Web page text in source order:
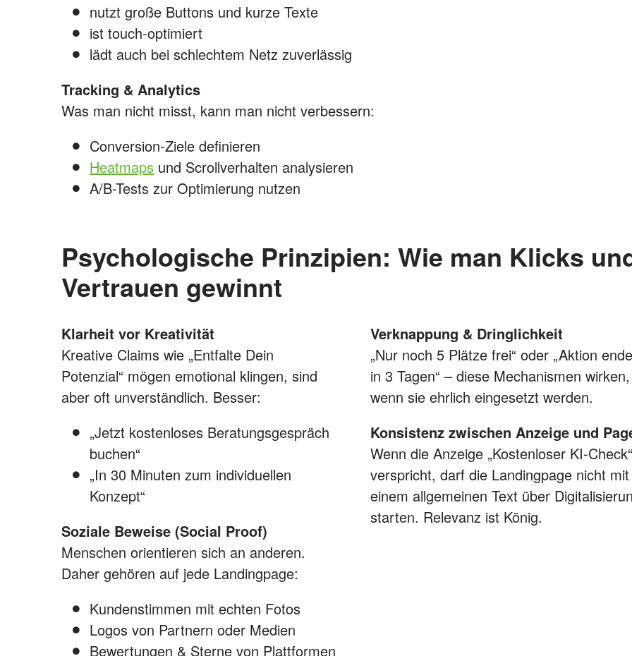
nutzt große Buttons und kurze Texte
ist touch-optimiert
lädt auch bei schlechtem Netz zuverlässig
Tracking & Analytics
Was man nicht misst, kann man nicht verbessern:
Conversion-Ziele definieren
Heatmaps und Scrollverhalten analysieren
A/B-Tests zur Optimierung nutzen
Psychologische Prinzipien: Wie man Klicks
Vertrauen gewinnt
Klarheit vor Kreativität
Kreative Claims wie „Entfalte Dein
Potenzial“ mögen emotional klingen, sind
aber oft unverständlich. Besser:
„Jetzt kostenloses Beratungsgespräch
buchen“
„In 30 Minuten zum individuellen
Konzept“
Soziale Beweise (Social Proof)
Menschen orientieren sich an anderen.
Daher gehören auf jede Landingpage:
Kundenstimmen mit echten Fotos
Logos von Partnern oder Medien
Bewertungen & Sterne von Plattformen
Verknappung & Dringlichkeit
„Nur noch 5 Plätze frei“ oder „Aktion
in 3 Tagen“ – diese Mechanismen wirken,
wenn sie ehrlich eingesetzt werden.
Konsistenz zwischen Anzeige und
Wenn die Anzeige „Kostenloser KI-Check“
verspricht, darf die Landingpage nicht mit
einem allgemeinen Text über
starten. Relevanz ist König.